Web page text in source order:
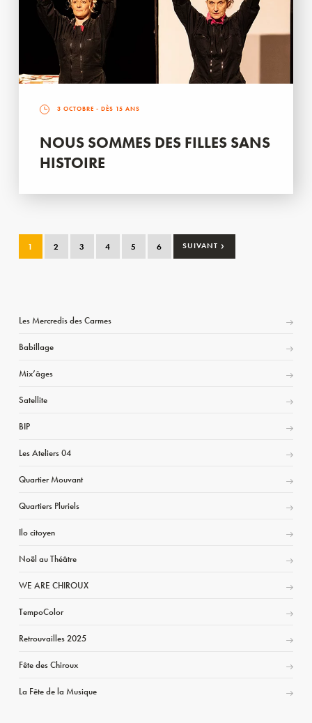
3 OCTOBRE - DÈS 15 ANS
NOUS SOMMES DES FILLES SANS
HISTOIRE
1 2 3 4 5 6 SUIVANT ›
Les Mercredis des Carmes
Babillage
Mix’âges
Satellite
BIP
Les Ateliers 04
Quartier Mouvant
Quartiers Pluriels
Ilo citoyen
Noël au Théâtre
WE ARE CHIROUX
TempoColor
Retrouvailles 2025
Fête des Chiroux
La Fête de la Musique